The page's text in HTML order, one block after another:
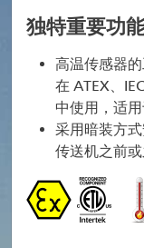
独特重要功
高温传感器
在 ATEX、
中使用，适
采用暗装方
传送机之前或